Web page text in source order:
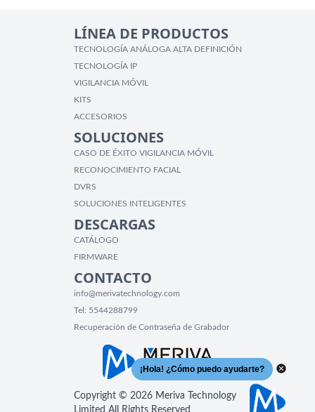
LÍNEA DE PRODUCTOS
TECNOLOGÍA ANÁLOGA ALTA DEFINICIÓN
TECNOLOGÍA IP
VIGILANCIA MÓVIL
KITS
ACCESORIOS
SOLUCIONES
CASO DE ÉXITO VIGILANCIA MÓVIL
RECONOCIMIENTO FACIAL
DVRS
SOLUCIONES INTELIGENTES
DESCARGAS
CATÁLOGO
FIRMWARE
CONTACTO
info@merivatechnology.com
Tel: 5544288799
Recuperación de Contraseña de Grabador
Copyright © 2026 Meriva Technology
Limited All Rights Reserved